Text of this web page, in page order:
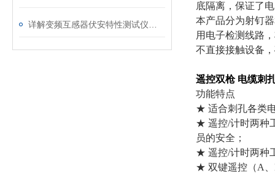
底隔离，保证了
本产品分为射钉
用电子检测线路
不直接接触设备
遥控双枪 电缆刺
功能特点
★ 适合刺孔各类
★ 遥控/计时两种
员的安全；
★ 遥控/计时两种
★ 双键遥控（A、